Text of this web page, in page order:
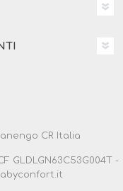
CR Italia
GLDLGN63C53G004T -